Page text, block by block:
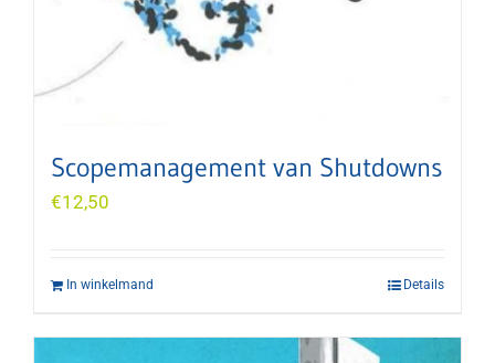
Scopemanagement van Shutdowns
€12,50
In winkelmand Details